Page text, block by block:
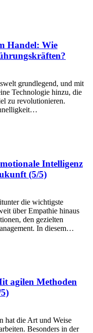
Handel: Wie
grundlegend, und mit
Technologie hinzu, die
zu revolutionieren.
Intelligenz
(5/5)
die wichtigste
über Empathie hinaus
den gezielten
In diesem…
agilen Methoden
hat die Art und Weise
Besonders in der